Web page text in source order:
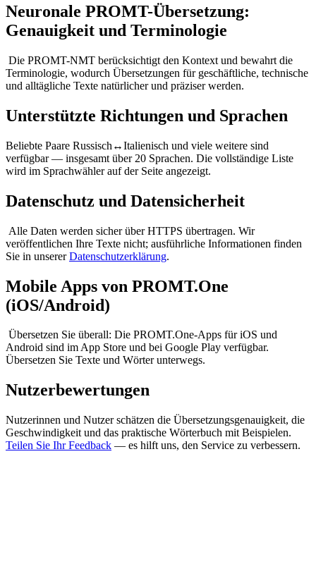
Neuronale PROMT-Übersetzung:
Genauigkeit und Terminologie
Die PROMT-NMT berücksichtigt den Kontext und bewahrt die
Terminologie, wodurch Übersetzungen für geschäftliche, technische
und alltägliche Texte natürlicher und präziser werden.
Unterstützte Richtungen und Sprachen
Beliebte Paare Russisch↔Italienisch und viele weitere sind
verfügbar — insgesamt über 20 Sprachen. Die vollständige Liste
wird im Sprachwähler auf der Seite angezeigt.
Datenschutz und Datensicherheit
Alle Daten werden sicher über HTTPS übertragen. Wir
veröffentlichen Ihre Texte nicht; ausführliche Informationen finden
Sie in unsererDatenschutzerklärung.
Mobile Apps von PROMT.One
(iOS/Android)
Übersetzen Sie überall: Die PROMT.One-Apps für iOS und
Android sind im App Store und bei Google Play verfügbar.
Übersetzen Sie Texte und Wörter unterwegs.
Nutzerbewertungen
Nutzerinnen und Nutzer schätzen die Übersetzungsgenauigkeit, die
Geschwindigkeit und das praktische Wörterbuch mit Beispielen.
Teilen Sie Ihr Feedback — es hilft uns, den Service zu verbessern.